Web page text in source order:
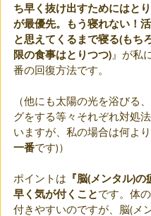
ち早く抜け出すためにはと
が最優先。もう寝れない！活
と思えてくるまで寝る(もち
限の食事はとりつつ) 』が私
番の回復方法です。
（他にも太陽の光を浴びる
グをする等々それぞれ対処
いますが、私の場合は何よ
一番です)）
ポイントは 『脳(メンタル)
早く気が付くことです。体
付きやすいのですが、脳(メ